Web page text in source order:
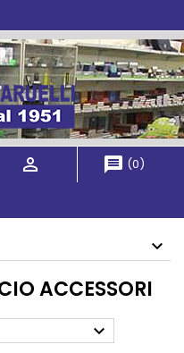
 message (0)
ACCESSORI
